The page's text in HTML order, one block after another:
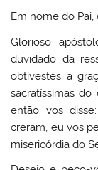
Em nome do
Glorioso
duvidado da
obtivestes a
sacratíssimas
então vos
creram, eu vos
misericórdia do